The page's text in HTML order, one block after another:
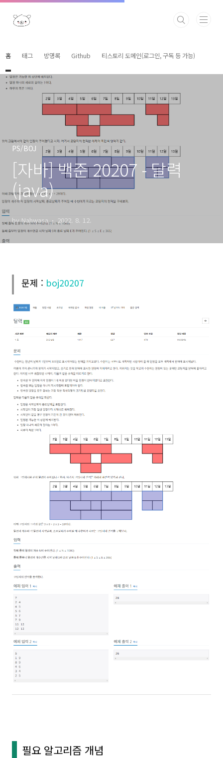
본문 바로가기
홈 태그 방명록 Github 티스토리 도메인(로그인, 구독 등 가능)
PS/BOJ
[자바] 백준 20207 - 달력
(java)
by Nahwasa 2022. 8. 12.
문제 : boj20207
필요 알고리즘 개념